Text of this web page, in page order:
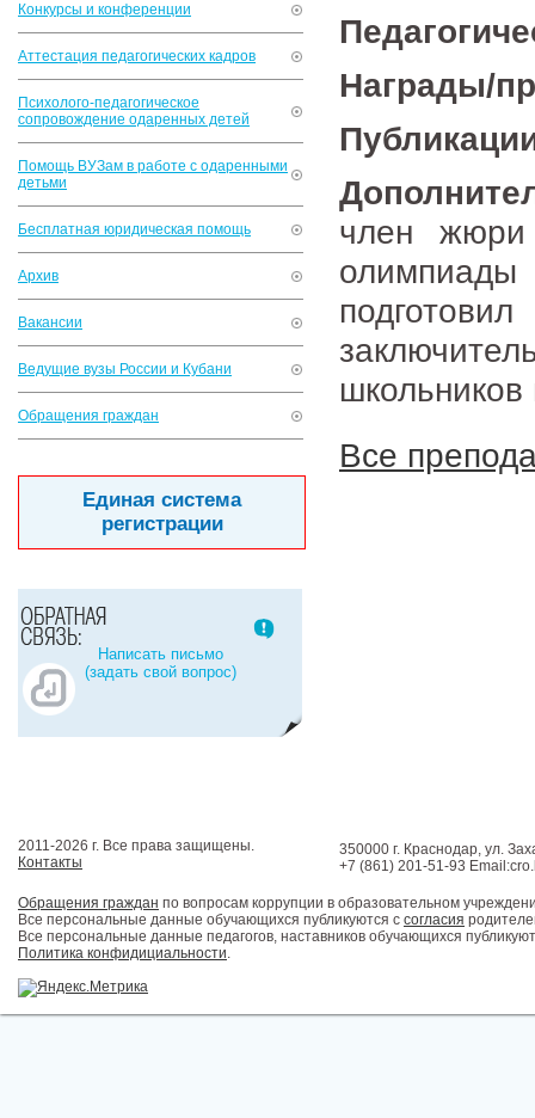
Конкурсы и конференции
Аттестация педагогических кадров
Психолого-педагогическое
сопровождение одаренных детей
Помощь ВУЗам в работе с одаренными
детьми
Бесплатная юридическая помощь
Архив
Вакансии
Ведущие вузы России и Кубани
Обращения граждан
Единая система
регистрации
Написать письмо
(задать свой вопрос)
Награды/
член жюри
школьников
Все
2011-2026 г. Все права защищены.
Контакты
350000 г. Краснодар, ул.
+7 (861) 201-51-93
Обращения граждан по вопросам коррупции в образовательном
Все персональные данные обучающихся публикуются с согласия
Все персональные данные педагогов, наставников обучающихся
Политика конфидициальности.